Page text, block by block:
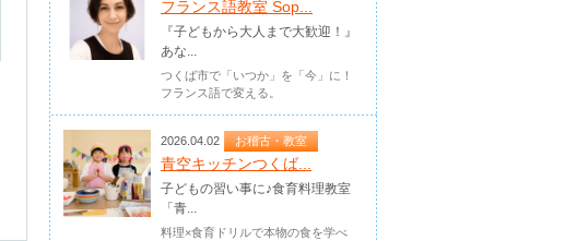
フランス語教室 Sop...
『子どもから大人まで大歓迎！』
あな...
つくば市で「いつか」を「今」に！
フランス語で変える。
2026.04.02 お稽古・教室
青空キッチンつくば...
子どもの習い事に♪食育料理教室
「青...
料理×食育ドリルで本物の食を学べ